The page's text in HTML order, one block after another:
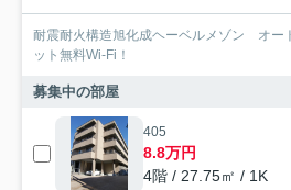
耐震耐火構造旭化成ヘーベルメゾン オ
ット無料Wi-Fi！
募集中の部屋
405
8.8万円
4階 / 27.75㎡ / 1K